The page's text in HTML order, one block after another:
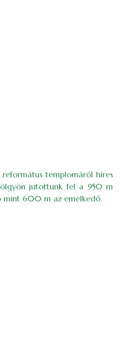
templomáról híres
jutottunk fel a 950 m
mint 600 m az emelkedő.